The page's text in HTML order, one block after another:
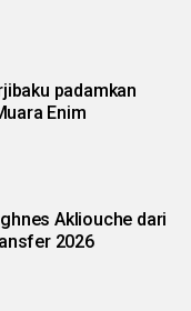
padamkan
Enim
Akliouche dari
2026